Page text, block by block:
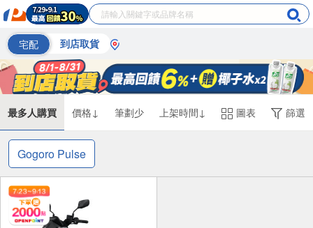
宅配 到店取貨
最多人購買 價格↓ 筆劃少 上架時間↓ 圖表 篩選
Gogoro Pulse